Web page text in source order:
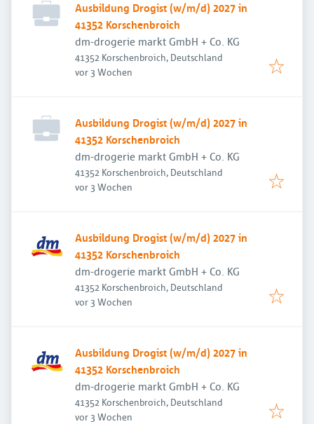
Ausbildung Drogist (w/m/d) 2027 in
41352 Korschenbroich
dm-drogerie markt GmbH + Co. KG
41352 Korschenbroich, Deutschland
Veröffentlicht
vor 3 Wochen
Ausbildung Drogist (w/m/d) 2027 in
41352 Korschenbroich
dm-drogerie markt GmbH + Co. KG
41352 Korschenbroich, Deutschland
Veröffentlicht
vor 3 Wochen
Ausbildung Drogist (w/m/d) 2027 in
41352 Korschenbroich
dm-drogerie markt GmbH + Co. KG
41352 Korschenbroich, Deutschland
Veröffentlicht
vor 3 Wochen
Ausbildung Drogist (w/m/d) 2027 in
41352 Korschenbroich
dm-drogerie markt GmbH + Co. KG
41352 Korschenbroich, Deutschland
Veröffentlicht
vor 3 Wochen